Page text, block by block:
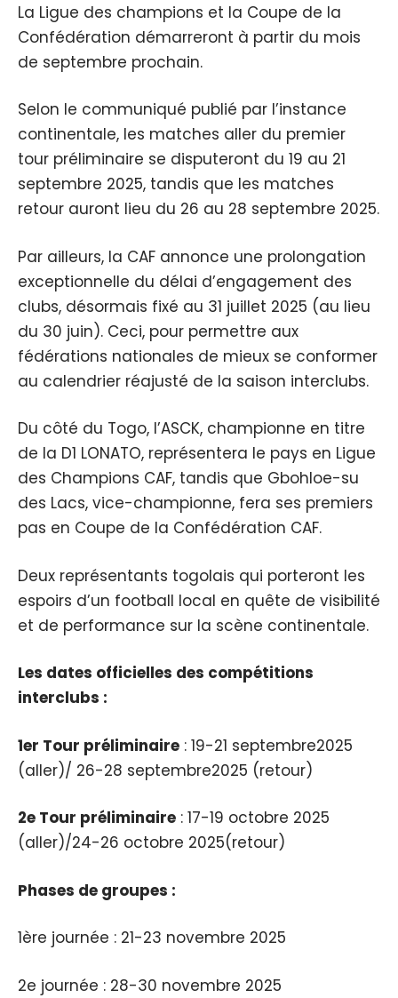
La Ligue des champions et la Coupe de la
Confédération démarreront à partir du mois
de septembre prochain.
Selon le communiqué publié par l’instance
continentale, les matches aller du premier
tour préliminaire se disputeront du 19 au 21
septembre 2025, tandis que les matches
retour auront lieu du 26 au 28 septembre 2025.
Par ailleurs, la CAF annonce une prolongation
exceptionnelle du délai d’engagement des
clubs, désormais fixé au 31 juillet 2025 (au lieu
du 30 juin). Ceci, pour permettre aux
fédérations nationales de mieux se conformer
au calendrier réajusté de la saison interclubs.
Du côté du Togo, l’ASCK, championne en titre
de la D1 LONATO, représentera le pays en Ligue
des Champions CAF, tandis que Gbohloe-su
des Lacs, vice-championne, fera ses premiers
pas en Coupe de la Confédération CAF.
Deux représentants togolais qui porteront les
espoirs d’un football local en quête de visibilité
et de performance sur la scène continentale.
Les dates officielles des compétitions
interclubs :
1er Tour préliminaire : 19-21 septembre2025
(aller)/ 26-28 septembre2025 (retour)
2e Tour préliminaire : 17-19 octobre 2025
(aller)/24-26 octobre 2025(retour)
Phases de groupes :
1ère journée : 21-23 novembre 2025
2e journée : 28-30 novembre 2025